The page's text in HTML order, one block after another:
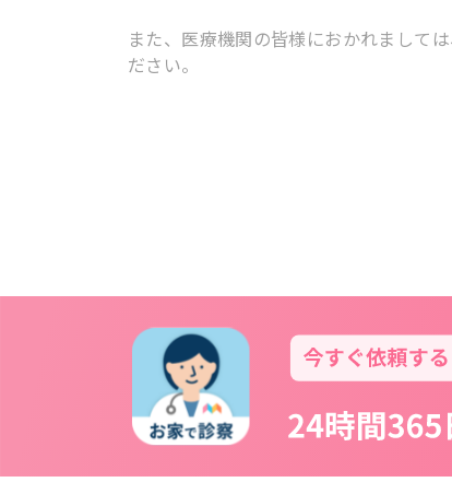
また、医療機関の皆様におかれまして
ださい。